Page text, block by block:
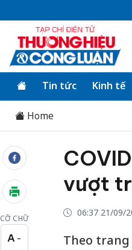
Tin tức Kinh tế
Home
CỠ CHỮ
A −
Cỡ chữ nhỏ
vượt
06:37 21/09/
Theo